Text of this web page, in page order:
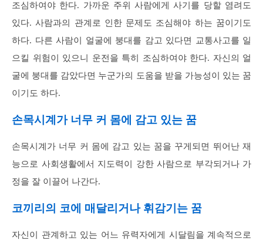
조심하여야 한다. 가까운 주위 사람에게 사기를 당할 염려도
있다. 사람과의 관계로 인한 문제도 조심해야 하는 꿈이기도
하다. 다른 사람이 얼굴에 붕대를 감고 있다면 교통사고를 일
으킬 위험이 있으니 운전을 특히 조심하여야 한다. 자신의 얼
굴에 붕대를 감았다면 누군가의 도움을 받을 가능성이 있는 꿈
이기도 하다.
손목시계가 너무 커 몸에 감고 있는 꿈
손목시계가 너무 커 몸에 감고 있는 꿈을 꾸게되면 뛰어난 재
능으로 사회생활에서 지도력이 강한 사람으로 부각되거나 가
정을 잘 이끌어 나간다.
코끼리의 코에 매달리거나 휘감기는 꿈
자신이 관계하고 있는 어느 유력자에게 시달림을 계속적으로